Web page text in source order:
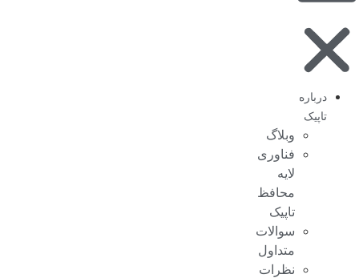
درباره
تاپیک
وبلاگ
فناوری
لایه
محافظ
تاپیک
سوالات
متداول
نظرات